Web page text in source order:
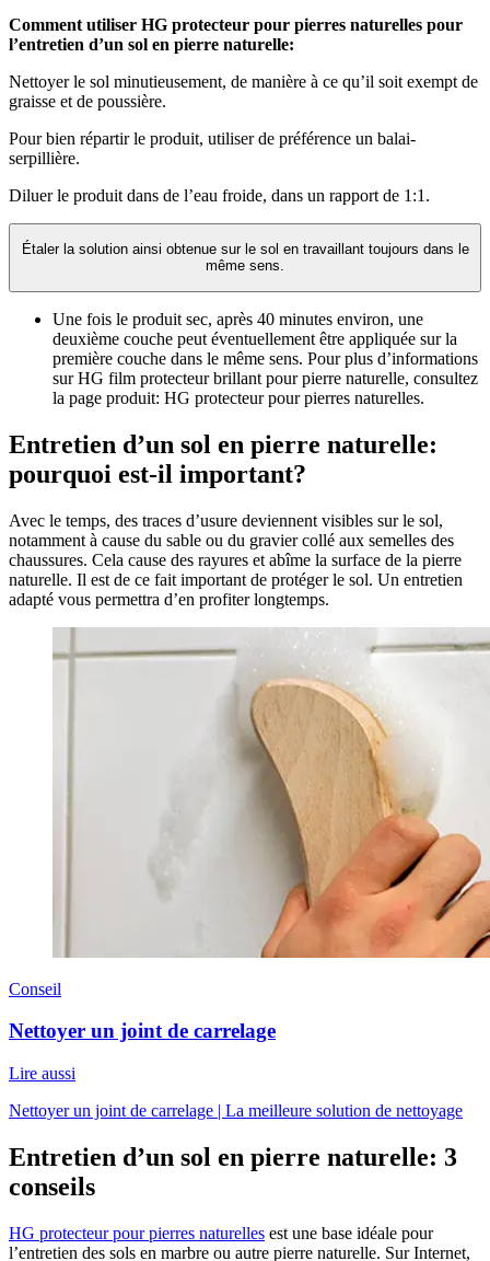
Comment utiliser HG protecteur pour pierres naturelles pour
l’entretien d’un sol en pierre naturelle:
Nettoyer le sol minutieusement, de manière à ce qu’il soit exempt de
graisse et de poussière.
Pour bien répartir le produit, utiliser de préférence un balai-
serpillière.
Diluer le produit dans de l’eau froide, dans un rapport de 1:1.
Étaler la solution ainsi obtenue sur le sol en travaillant toujours dans le
même sens.
Une fois le produit sec, après 40 minutes environ, une
deuxième couche peut éventuellement être appliquée sur la
première couche dans le même sens. Pour plus d’informations
sur HG film protecteur brillant pour pierre naturelle, consultez
la page produit: HG protecteur pour pierres naturelles.
Entretien d’un sol en pierre naturelle:
pourquoi est-il important?
Avec le temps, des traces d’usure deviennent visibles sur le sol,
notamment à cause du sable ou du gravier collé aux semelles des
chaussures. Cela cause des rayures et abîme la surface de la pierre
naturelle. Il est de ce fait important de protéger le sol. Un entretien
adapté vous permettra d’en profiter longtemps.
Conseil
Nettoyer un joint de carrelage
Lire aussi
Nettoyer un joint de carrelage | La meilleure solution de nettoyage
Entretien d’un sol en pierre naturelle: 3
conseils
HG protecteur pour pierres naturelles est une base idéale pour
l’entretien des sols en marbre ou autre pierre naturelle. Sur Internet,